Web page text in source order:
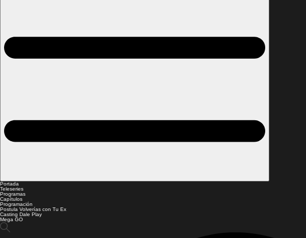
Portada
Teleseries
Programas
Capítulos
Programación
Postula Volverías con Tu Ex
Casting Dale Play
Mega GO